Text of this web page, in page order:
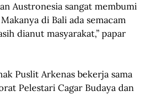
Austronesia sangat membumi
di Bali ada semacam
dianut masyarakat,” papar
Puslit Arkenas bekerja sama
Pelestari Cagar Budaya dan